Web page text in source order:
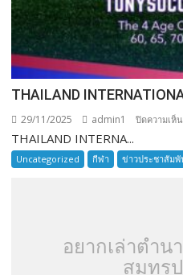
THAILAND
29/11/2025 admin1 ปิดความเห็น
THAILAND INTERNA...
Uncategorized กีฬา ข่าวประชาสัม
อยากเล่าตำน
สมุทร